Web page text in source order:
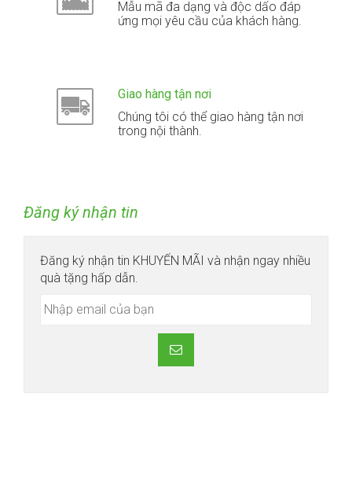
Mẫu mã đa dạng và độc dấo đáp
ứng mọi yêu cầu của khách hàng.
Giao hàng tận nơi
Chúng tôi có thể giao hàng tận nơi
trong nội thành.
Đăng ký nhận tin
Đăng ký nhận tin KHUYẾN MÃI và nhận ngay nhiều
quà tặng hấp dẫn.